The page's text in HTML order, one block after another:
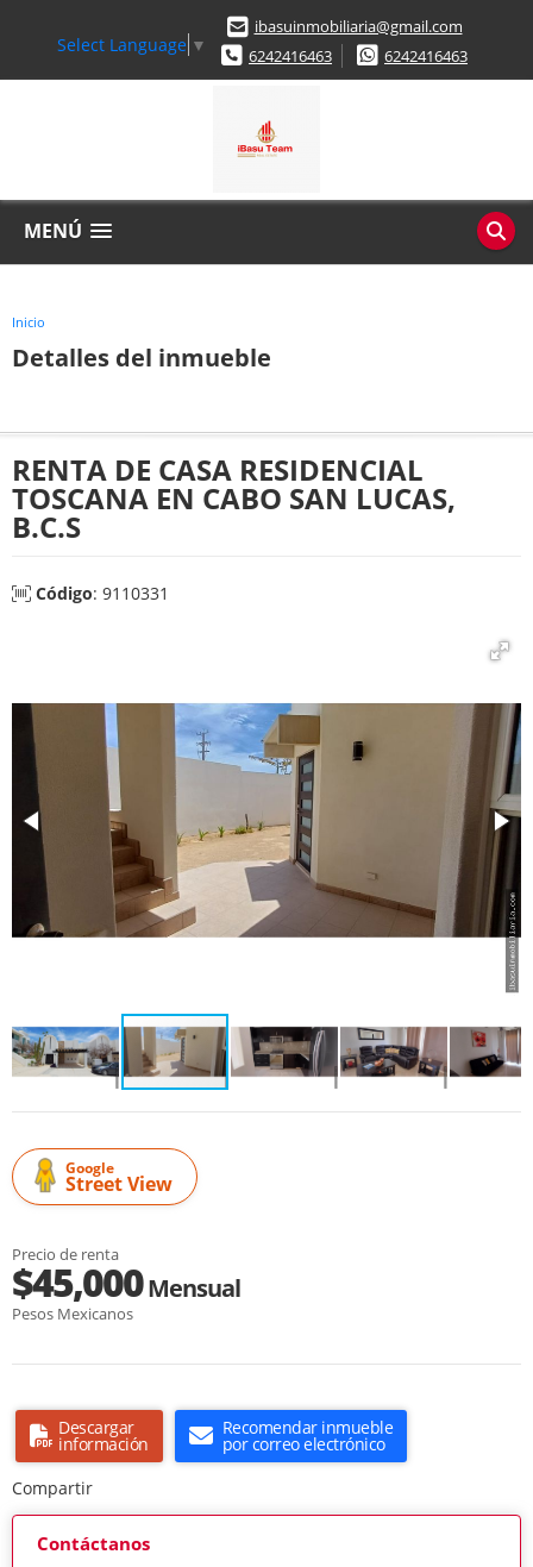
Select Language ▼
ibasuinmobiliaria@gmail.com
6242416463
6242416463
MENÚ
Inicio
Detalles del inmueble
RENTA DE CASA RESIDENCIAL
TOSCANA EN CABO SAN LUCAS,
B.C.S
Código: 9110331
Google
Street View
Precio de renta
$45,000Mensual
Pesos Mexicanos
Descargar
información
Recomendar inmueble
por correo electrónico
Compartir
Contáctanos